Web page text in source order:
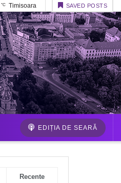
°C Timisoara SAVED POSTS
EDIȚIA DE SEARĂ
Recente